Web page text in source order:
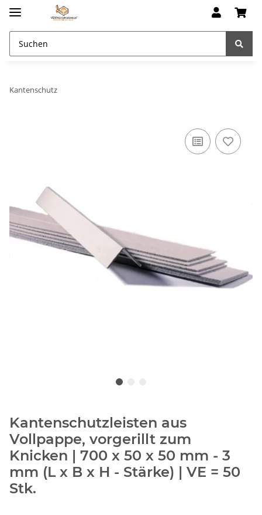
Kantenschutz
Kantenschutzleisten aus
Vollpappe, vorgerillt zum
Knicken | 700 x 50 x 50 mm - 3
mm (L x B x H - Stärke) | VE = 50
Stk.